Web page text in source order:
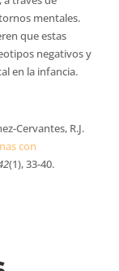
mentales.
que estas
negativos y
en la infancia.
Cervantes, R.J.
con
(1), 33-40.